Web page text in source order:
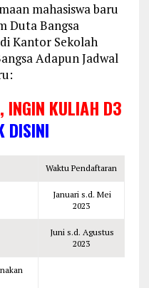
mahasiswa baru
Duta Bangsa
Kantor Sekolah
Adapun Jadwal
INGIN KULIAH D3
DISINI
Waktu Pendaftaran
Januari s.d. Mei
2023
Juni s.d. Agustus
2023